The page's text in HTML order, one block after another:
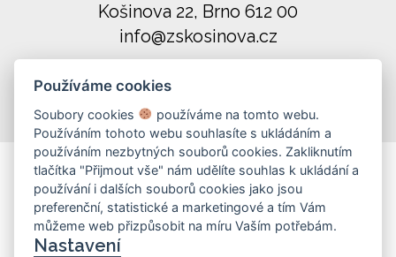
Košinova 22, Brno 612 00
info@zskosinova.cz
(c) 2026 UniWIRE Solution, s. r. o.
Nastavení Cookie
Používáme cookies
Soubory cookies
používáme na tomto webu.
Používáním tohoto webu souhlasíte s ukládáním a
používáním nezbytných souborů cookies. Zakliknutím
tlačítka "Přijmout vše" nám udělíte souhlas k ukládání a
používání i dalších souborů cookies jako jsou
preferenční, statistické a marketingové a tím Vám
můžeme web přizpůsobit na míru Vaším potřebám.
Nastavení